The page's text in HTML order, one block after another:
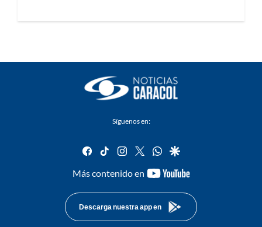
Síguenos en:
facebook
tiktok instagram
twitterwhatsapp
google
Más contenido en
youtube-
Descarga nuestra app en